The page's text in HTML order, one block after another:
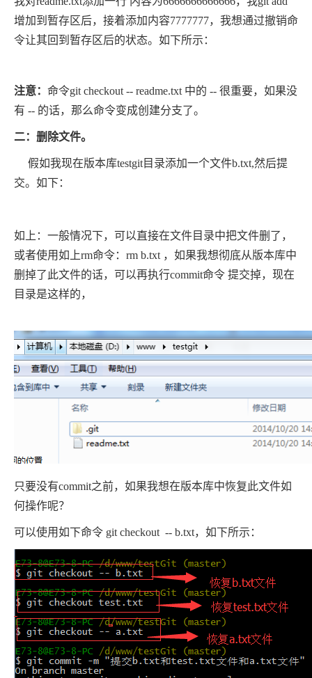
增加到暂存区后，接着添加内容7777777，我想通过撤销命
令让其回到暂存区后的状态。如下所示：
注意： 命令git checkout -- readme.txt 中的 -- 很重要，如果没
有 -- 的话，那么命令变成创建分支了。
二：删除文件。
假如我现在版本库testgit目录添加一个文件b.txt,然后提
交。如下：
如上：一般情况下，可以直接在文件目录中把文件删了，
或者使用如上rm命令：rm b.txt ，如果我想彻底从版本库中
删掉了此文件的话，可以再执行commit命令 提交掉，现在
目录是这样的，
只要没有commit之前，如果我想在版本库中恢复此文件如
何操作呢？
可以使用如下命令 git checkout -- b.txt，如下所示：